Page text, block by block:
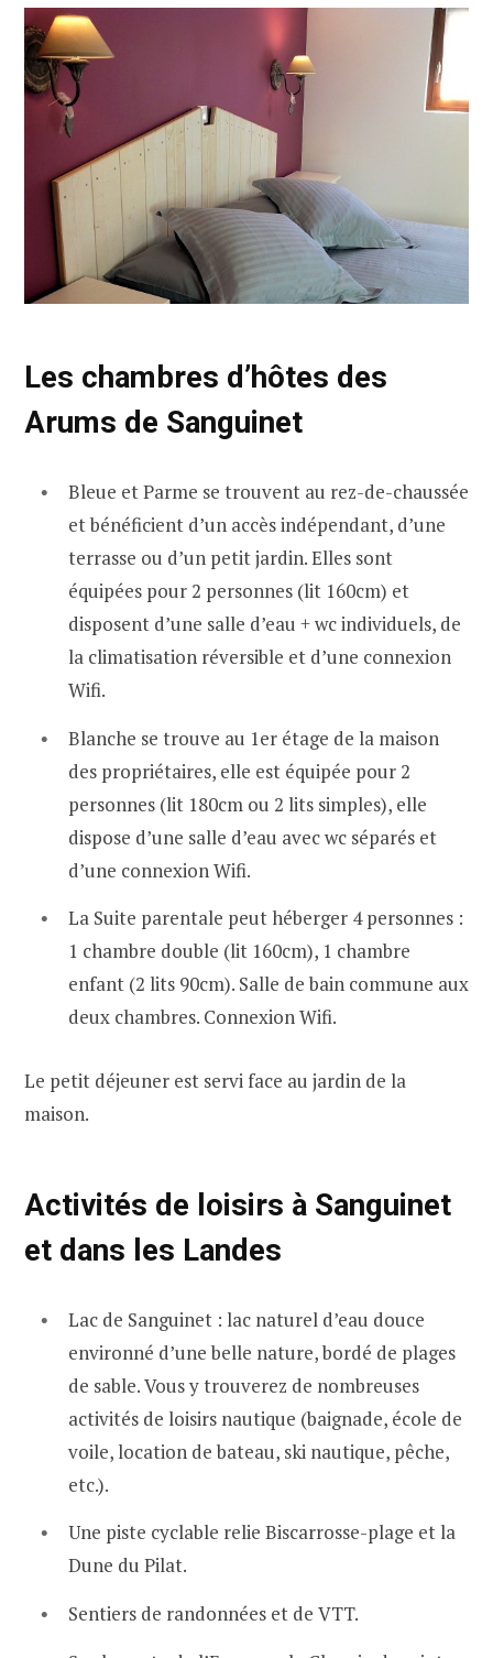
Les chambres d’hôtes des
Arums de Sanguinet
Bleue et Parme se trouvent au rez-de-chaussée
et bénéficient d’un accès indépendant, d’une
terrasse ou d’un petit jardin. Elles sont
équipées pour 2 personnes (lit 160cm) et
disposent d’une salle d’eau + wc individuels, de
la climatisation réversible et d’une connexion
Wifi.
Blanche se trouve au 1er étage de la maison
des propriétaires, elle est équipée pour 2
personnes (lit 180cm ou 2 lits simples), elle
dispose d’une salle d’eau avec wc séparés et
d’une connexion Wifi.
La Suite parentale peut héberger 4 personnes :
1 chambre double (lit 160cm), 1 chambre
enfant (2 lits 90cm). Salle de bain commune aux
deux chambres. Connexion Wifi.
Le petit déjeuner est servi face au jardin de la
maison.
Activités de loisirs à Sanguinet
et dans les Landes
Lac de Sanguinet : lac naturel d’eau douce
environné d’une belle nature, bordé de plages
de sable. Vous y trouverez de nombreuses
activités de loisirs nautique (baignade, école de
voile, location de bateau, ski nautique, pêche,
etc.).
Une piste cyclable relie Biscarrosse-plage et la
Dune du Pilat.
Sentiers de randonnées et de VTT.